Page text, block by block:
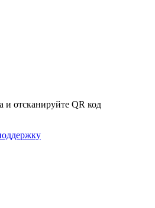
и отсканируйте QR код